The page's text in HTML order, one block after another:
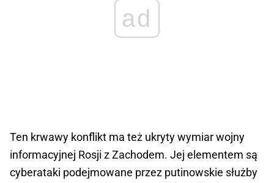
ad
Ten krwawy konflikt ma też ukryty wymiar wojny
informacyjnej Rosji z Zachodem. Jej elementem są
cyberataki podejmowane przez putinowskie służby